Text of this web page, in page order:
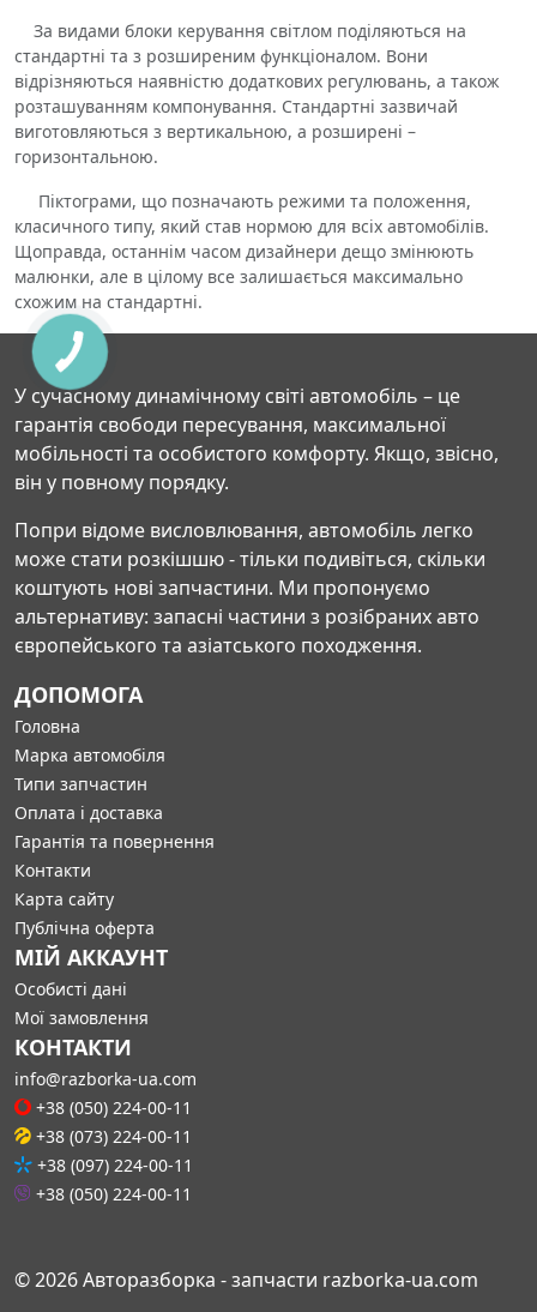
За видами блоки керування світлом поділяються на
стандартні та з розширеним функціоналом. Вони
відрізняються наявністю додаткових регулювань, а також
розташуванням компонування. Стандартні зазвичай
виготовляються з вертикальною, а розширені –
горизонтальною.
Піктограми, що позначають режими та положення,
класичного типу, який став нормою для всіх автомобілів.
Щоправда, останнім часом дизайнери дещо змінюють
малюнки, але в цілому все залишається максимально
схожим на стандартні.
У сучасному динамічному світі автомобіль – це
гарантія свободи пересування, максимальної
мобільності та особистого комфорту. Якщо, звісно,
він у повному порядку.
Попри відоме висловлювання, автомобіль легко
може стати розкішшю - тільки подивіться, скільки
коштують нові запчастини. Ми пропонуємо
альтернативу: запасні частини з розібраних авто
європейського та азіатського походження.
ДОПОМОГА
Головна
Марка автомобіля
Типи запчастин
Оплата і доставка
Гарантія та повернення
Контакти
Карта сайту
Публічна оферта
МІЙ АККАУНТ
Особисті дані
Мої замовлення
КОНТАКТИ
info@razborka-ua.com
+38 (050) 224-00-11
+38 (073) 224-00-11
+38 (097) 224-00-11
+38 (050) 224-00-11
© 2026 Авторазборка - запчасти razborka-ua.com